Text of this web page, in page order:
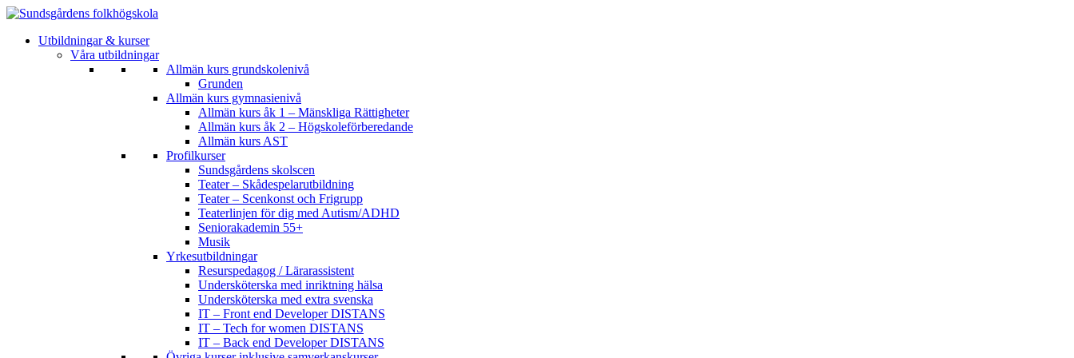
Utbildningar & kurser
Våra utbildningar
Allmän kurs grundskolenivå
Grunden
Allmän kurs gymnasienivå
Allmän kurs åk 1 – Mänskliga Rättigheter
Allmän kurs åk 2 – Högskoleförberedande
Allmän kurs AST
Profilkurser
Sundsgårdens skolscen
Teater – Skådespelarutbildning
Teater – Scenkonst och Frigrupp
Teaterlinjen för dig med Autism/ADHD
Seniorakademin 55+
Musik
Yrkesutbildningar
Resurspedagog / Lärarassistent
Undersköterska med inriktning hälsa
Undersköterska med extra svenska
IT – Front end Developer DISTANS
IT – Tech for women DISTANS
IT – Back end Developer DISTANS